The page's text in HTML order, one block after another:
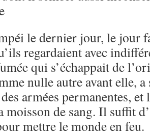
le dernier jour, le jour
regardaient avec
qui s’échappait de
nulle autre avant elle, a
armées permanentes,
moisson de sang. Il suffit
mettre le monde en feu.